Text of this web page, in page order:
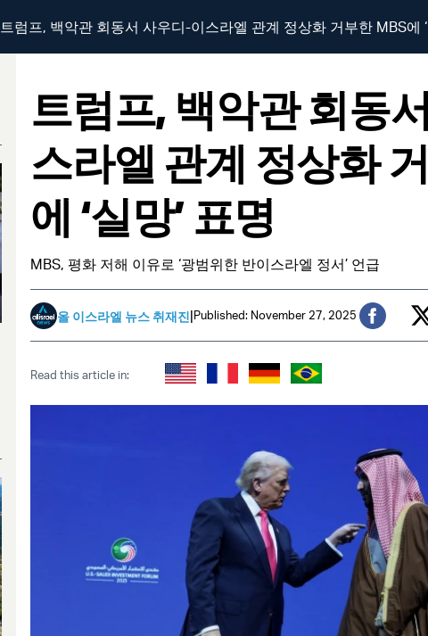
트럼프, 백악관 회동서 사우디-이스라엘 관계 정상화 거부한 MBS에 ‘
트럼프, 백악관 회동
스라엘 관계 정상화
에 ‘실망’ 표명
MBS, 평화 저해 이유로 ‘광범위한 반이스라엘 정서’ 언급
올 이스라엘 뉴스 취재진|Published: November 27, 2025
Read this article in: